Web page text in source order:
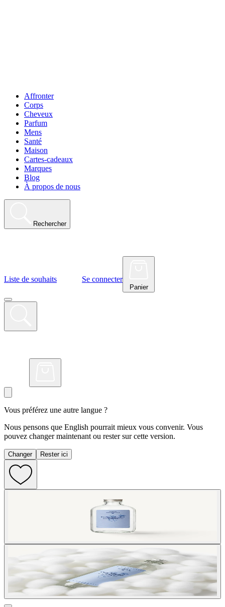
Affronter
Corps
Cheveux
Parfum
Mens
Santé
Maison
Cartes-cadeaux
Marques
Blog
À propos de nous
Rechercher
Liste de souhaits Se connecter
Panier
Vous préférez une autre langue ?
Nous pensons que English pourrait mieux vous convenir. Vous
pouvez changer maintenant ou rester sur cette version.
Changer Rester ici